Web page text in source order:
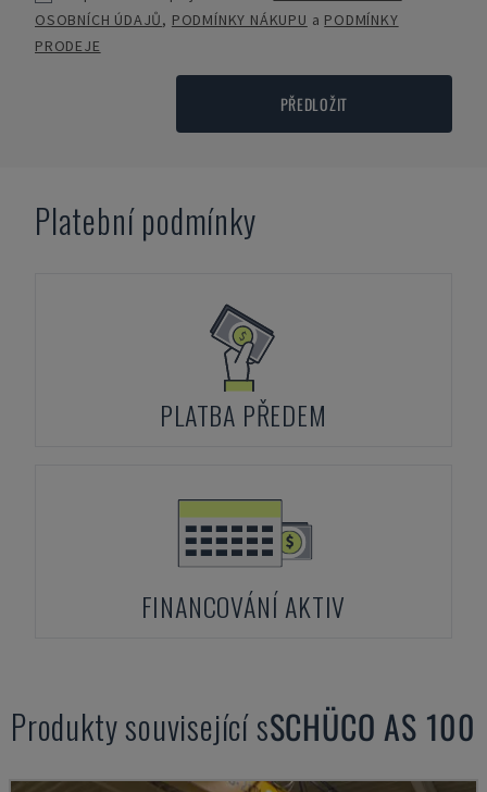
OSOBNÍCH ÚDAJŮ, PODMÍNKY NÁKUPU a PODMÍNKY
PRODEJE
PŘEDLOŽIT
Platební podmínky
PLATBA PŘEDEM
FINANCOVÁNÍ AKTIV
Produkty související sSCHÜCO AS 100